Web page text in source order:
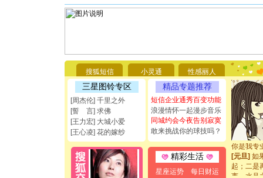
搜狐短信 小灵通 性感丽人
三星图铃专区
[周杰伦] 千里之外
[誓 言] 求佛
[王力宏] 大城小爱
[王心凌] 花的嫁纱
精品专题推荐
短信企业通秀百变功能
浪漫情怀一起漫步音乐
同城约会今夜告别寂寞
敢来挑战你的球技吗？
精彩生活
星座运势
每日财运
要平安！
[圣诞节]
能正大光
都要快乐
[圣诞节]
如意,快
[元旦]看
断电。爱
你是我专
[元旦]如
起；二是
离。水晶